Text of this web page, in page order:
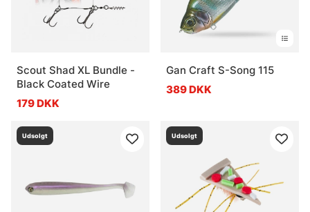
Scout Shad XL Bundle -
Black Coated Wire
179 DKK
Gan Craft S-Song 115
389 DKK
Udsolgt Udsolgt